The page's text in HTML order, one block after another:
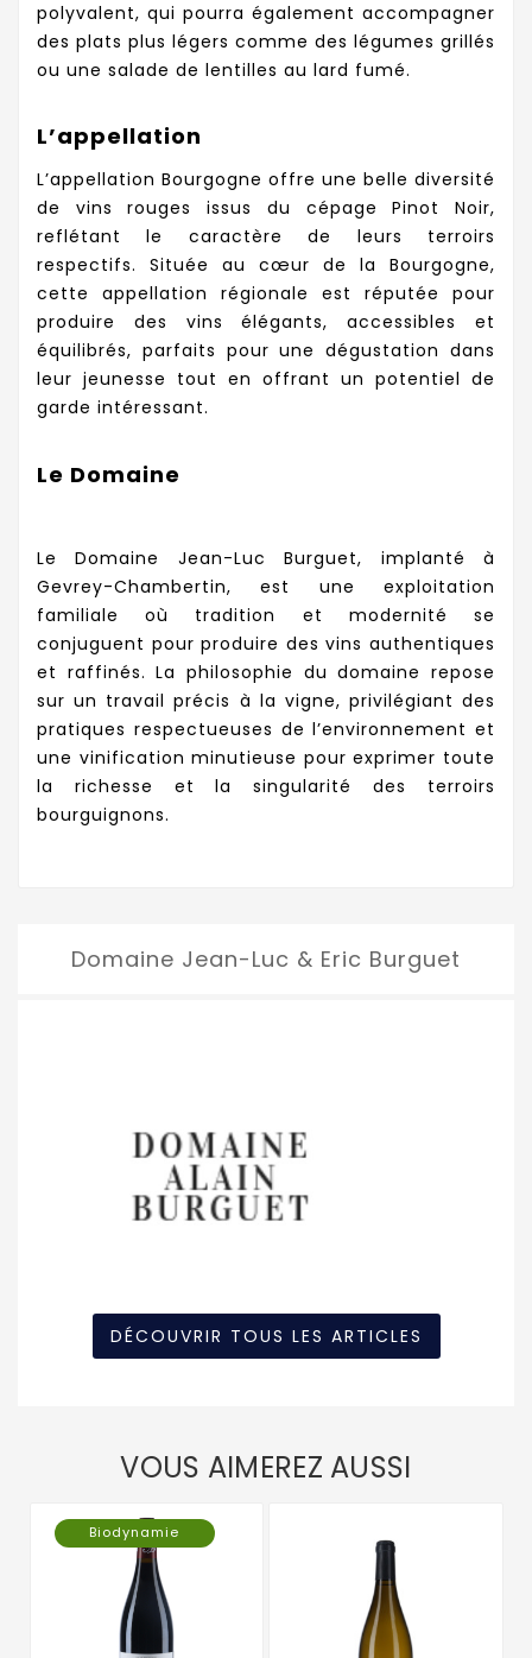
polyvalent, qui pourra également accompagner
des plats plus légers comme des légumes grillés
ou une salade de lentilles au lard fumé.
L’appellation
L’appellation Bourgogne offre une belle diversité
de vins rouges issus du cépage Pinot Noir,
reflétant le caractère de leurs terroirs
respectifs. Située au cœur de la Bourgogne,
cette appellation régionale est réputée pour
produire des vins élégants, accessibles et
équilibrés, parfaits pour une dégustation dans
leur jeunesse tout en offrant un potentiel de
garde intéressant.
Le Domaine
Le Domaine Jean-Luc Burguet, implanté à
Gevrey-Chambertin, est une exploitation
familiale où tradition et modernité se
conjuguent pour produire des vins authentiques
et raffinés. La philosophie du domaine repose
sur un travail précis à la vigne, privilégiant des
pratiques respectueuses de l’environnement et
une vinification minutieuse pour exprimer toute
la richesse et la singularité des terroirs
bourguignons.
Domaine Jean-Luc & Eric Burguet
DÉCOUVRIR TOUS LES ARTICLES
VOUS AIMEREZ AUSSI
Biodynamie